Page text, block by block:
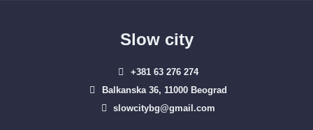
Slow city
+381 63 276 274​
Balkanska 36, 11000 Beograd​
slowcitybg@gmail.com